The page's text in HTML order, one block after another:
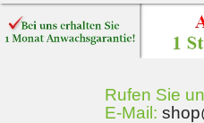
Rufen Sie
E-Mail: